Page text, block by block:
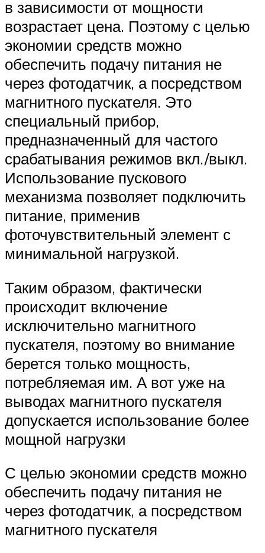
в зависимости от мощности
возрастает цена. Поэтому с целью
экономии средств можно
обеспечить подачу питания не
через фотодатчик, а посредством
магнитного пускателя. Это
специальный прибор,
предназначенный для частого
срабатывания режимов вкл./выкл.
Использование пускового
механизма позволяет подключить
питание, применив
фоточувствительный элемент с
минимальной нагрузкой.
Таким образом, фактически
происходит включение
исключительно магнитного
пускателя, поэтому во внимание
берется только мощность,
потребляемая им. А вот уже на
выводах магнитного пускателя
допускается использование более
мощной нагрузки
С целью экономии средств можно
обеспечить подачу питания не
через фотодатчик, а посредством
магнитного пускателя